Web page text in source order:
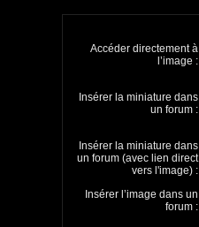
Accéder directement à
l’image :
Insérer la miniature dans
un forum :
Insérer la miniature dans
un forum (avec lien direct
vers l'image) :
Insérer l’image dans un
forum :